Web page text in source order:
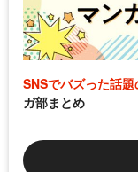
SNSでバズった話
ガ部まとめ